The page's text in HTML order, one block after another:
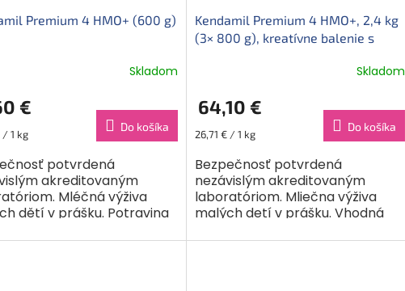
Premium 4 HMO+ (600 g)
Skladom
€
/ 1 kg
Do košíka
potvrdená
akreditovaným
Mléčná výživa
dětí v prášku. Potravina
24. měsíce. Nová
Kendamil Premium 4 HMO+, 2,4 kg
(3× 800 g), kreatívne balenie s
Skladom
64,10 €
Jednotková
26,71 € / 1 kg
Do košíka
Bezpečnosť potvrdená
nezávislým akreditovaným
laboratóriom. Mliečna výživa
malých detí v prášku. Vhodná
24. mesiaca. Ukážte deťom, že...